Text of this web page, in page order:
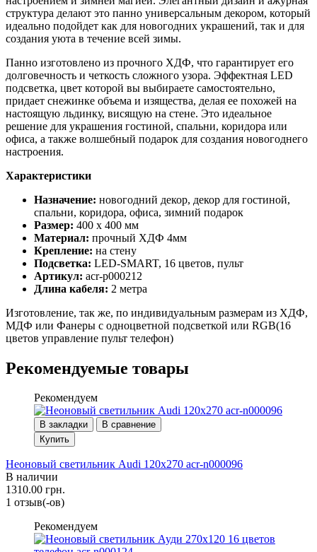
структура делают это панно универсальным декором, который
идеально подойдет как для новогодних украшений, так и для
создания уюта в течение всей зимы.
Панно изготовлено из прочного ХДФ, что гарантирует его
долговечность и четкость сложного узора. Эффектная LED
подсветка, цвет которой вы выбираете самостоятельно,
придает снежинке объема и изящества, делая ее похожей на
настоящую льдинку, висящую на стене. Это идеальное
решение для украшения гостиной, спальни, коридора или
офиса, а также волшебный подарок для создания новогоднего
настроения.
Характеристики
Назначение: новогодний декор, декор для гостиной,
спальни, коридора, офиса, зимний подарок
Размер: 400 х 400 мм
Материал: прочный ХДФ 4мм
Крепление: на стену
Подсветка: LED-SMART, 16 цветов, пульт
Артикул: acr-p000212
Длина кабеля: 2 метра
Изготовление, так же, по индивидуальным размерам из ХДФ,
МДФ или Фанеры с одноцветной подсветкой или RGB(16
цветов управление пульт телефон)
Рекомендуемые товары
Рекомендуем
В закладки
В сравнение
Купить
Неоновый светильник Audi 120х270 acr-n000096
В наличии
1310.00 грн.
1 отзыв(-ов)
Рекомендуем